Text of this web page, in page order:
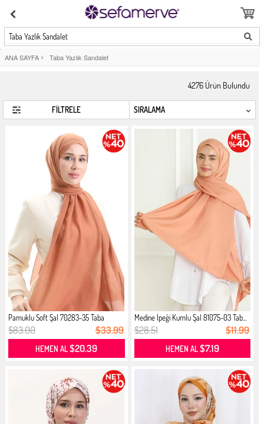
Taba Yazlık Sandalet
ANA SAYFA > Taba Yazlık Sandalet
4276 Ürün Bulundu
FİLTRELE
Pamuklu Soft Şal 70283-35 Taba
$83.00 $33.99
HEMEN AL$20.39
Medine İpeği Kumlu Şal 81075-03 Tab...
$28.51 $11.99
HEMEN AL$7.19